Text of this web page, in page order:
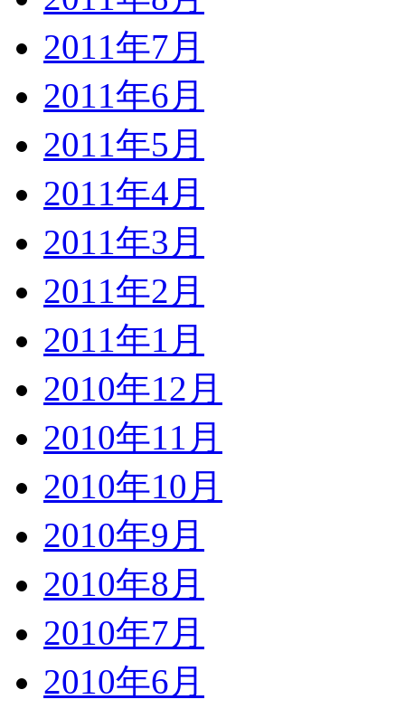
2011年7月
2011年6月
2011年5月
2011年4月
2011年3月
2011年2月
2011年1月
2010年12月
2010年11月
2010年10月
2010年9月
2010年8月
2010年7月
2010年6月